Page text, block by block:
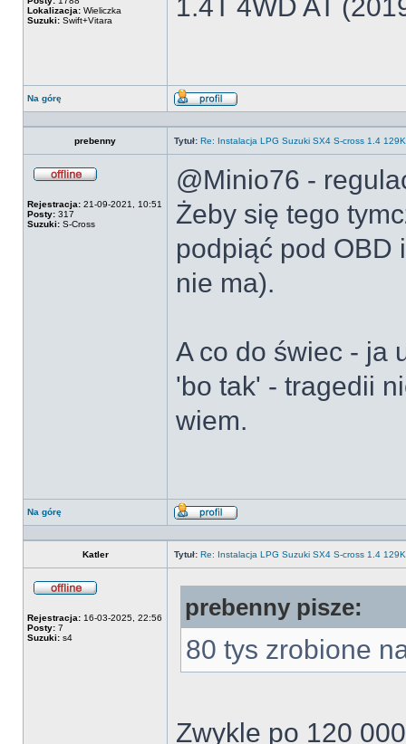
Lokalizacja: Wieliczka
Suzuki: Swift+Vitara 1.4T 4WD AT
Na górę
Wyświetl
prebenny
Tytuł: Re: Instalacja LPG Suzuki SX4 S-cross 1.4
Rejestracja: 21-09-2021, 10:51
Posty: 317
Suzuki: S-Cross
@Minio76 -
Żeby się tego
podpiąć pod OBD
nie ma).
A co do świec - ja
'bo tak' - tragedii
wiem.
Na górę
Wyświetl
Katler
Tytuł: Re: Instalacja LPG Suzuki SX4 S-cross 1.4
Rejestracja: 16-03-2025, 22:56
Posty: 7
Suzuki: s4
prebenny pisze:
80 tys zrobione
Zwykle po 120